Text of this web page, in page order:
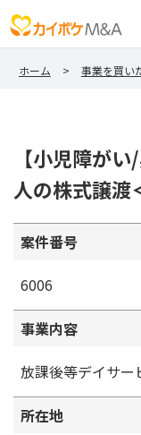
ホーム 事業を買い
【小児障が
人の株式譲渡
案件番号
6006
事業内容
放課後等デイサー
所在地